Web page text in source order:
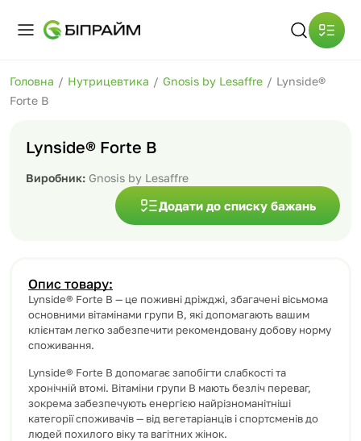
Головна / Нутрицевтика / Gnosis by Lesaffre / Lynside®
Forte B
Lynside® Forte B
Виробник: Gnosis by Lesaffre
Додати до списку бажань
Опис товару:
Lynside® Forte B — це поживні дріжджі, збагачені вісьмома
основними вітамінами групи B, які допомагають вашим
клієнтам легко забезпечити рекомендовану добову норму
споживання.
Lynside® Forte B допомагає запобігти слабкості та
хронічній втомі. Вітаміни групи B мають безліч переваг,
зокрема забезпечують енергією найрізноманітніші
категорії споживачів — від вегетаріанців і спортсменів до
людей похилого віку та вагітних жінок.